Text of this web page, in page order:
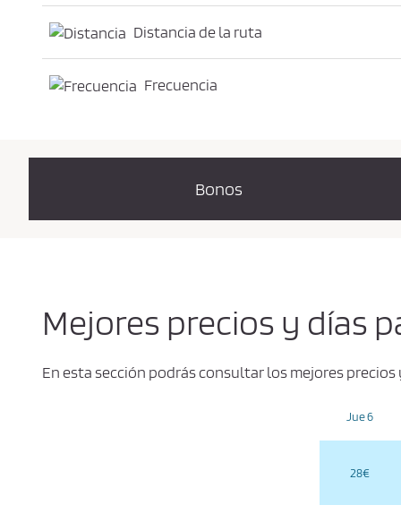
Distancia de la ruta
Frecuencia
Bonos
Mejores precios y días
En esta sección podrás consultar los mejores
Jue 6
28€